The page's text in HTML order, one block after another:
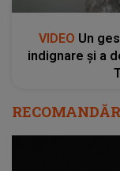
VIDEO Un
indignare și a